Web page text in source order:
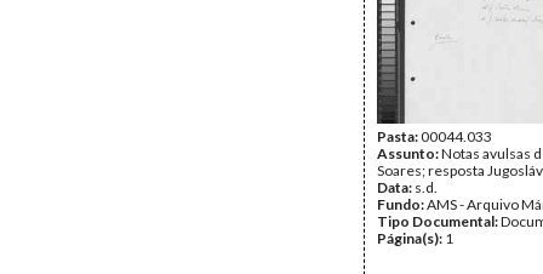
Pasta:00044.033
Assunto:Notas avulsas
Soares; resposta
Data: s.d.
Fundo:AMS - Arquivo
Tipo Documental:
Página(s): 1